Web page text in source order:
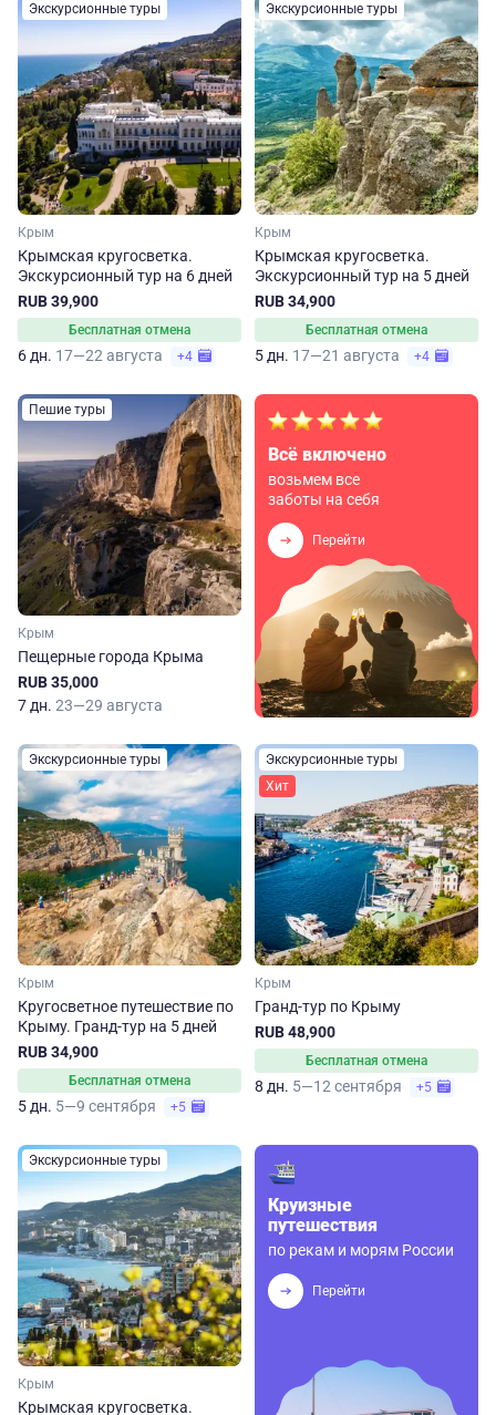
Экскурсионные туры
Крым
Крымская кругосветка.
Экскурсионный тур на 6 дней
RUB 39,900
Бесплатная отмена
6 дн. 17—22 августа +4
Экскурсионные туры
Крым
Крымская кругосветка.
Экскурсионный тур на 5 дней
RUB 34,900
Бесплатная отмена
5 дн. 17—21 августа +4
Пешие туры
Крым
Пещерные города Крыма
RUB 35,000
7 дн. 23—29 августа
Всё включено
возьмем все
заботы на себя
Перейти
Экскурсионные туры
Крым
Кругосветное путешествие по
Крыму. Гранд-тур на 5 дней
RUB 34,900
Бесплатная отмена
5 дн. 5—9 сентября +5
Экскурсионные туры
Хит
Крым
Гранд-тур по Крыму
RUB 48,900
Бесплатная отмена
8 дн. 5—12 сентября +5
Экскурсионные туры
Крым
Крымская кругосветка.
Круизные
путешествия
по рекам и морям России
Перейти